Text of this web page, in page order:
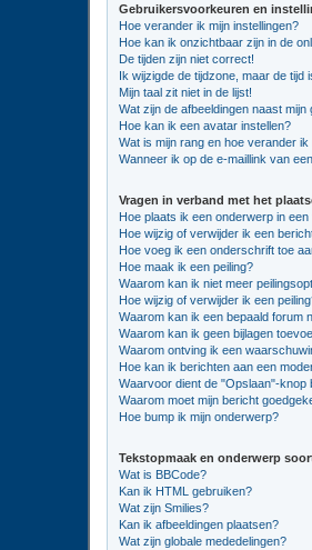
Gebruikersvoorkeuren en
Hoe verander ik mijn instellingen?
Hoe kan ik onzichtbaar zijn in de
De tijden zijn niet correct!
Ik wijzigde de tijdzone, maar de tijd
Mijn taal zit niet in de lijst!
Wat zijn de afbeeldingen naast
Hoe kan ik een avatar instellen?
Wat is mijn rang en hoe verander ik
Wanneer ik op de e-maillink van
Vragen in verband met het
Hoe plaats ik een onderwerp in
Hoe wijzig of verwijder ik een
Hoe voeg ik een onderschrift toe
Hoe maak ik een peiling?
Waarom kan ik niet meer
Hoe wijzig of verwijder ik een
Waarom kan ik een bepaald forum
Waarom kan ik geen bijlagen
Waarom ontving ik een
Hoe kan ik berichten aan een
Waarvoor dient de "Opslaan"-knop
Waarom moet mijn bericht
Hoe bump ik mijn onderwerp?
Tekstopmaak en onderwerp
Wat is BBCode?
Kan ik HTML gebruiken?
Wat zijn Smilies?
Kan ik afbeeldingen plaatsen?
Wat zijn globale mededelingen?